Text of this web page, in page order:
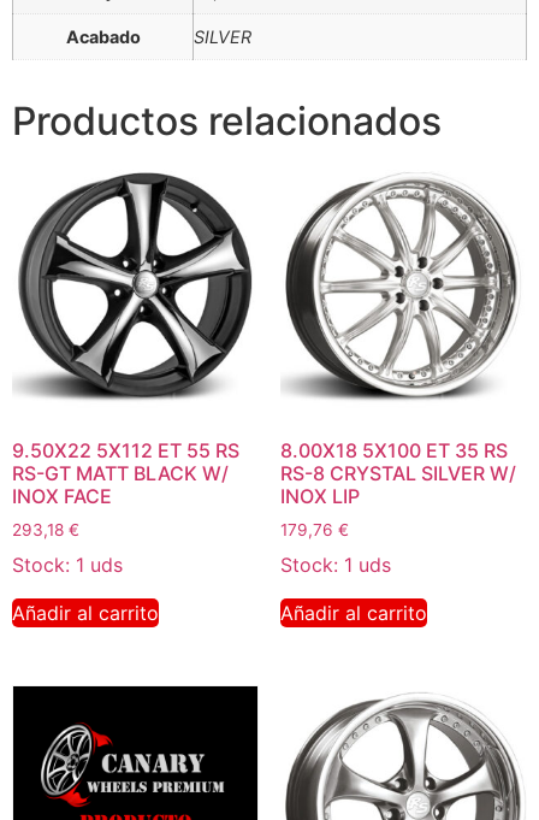
Acabado SILVER
Productos relacionados
9.50X22 5X112 ET 55 RS
RS-GT MATT BLACK W/
INOX FACE
293,18 €
Stock: 1 uds
Añadir al carrito
8.00X18 5X100 ET 35 RS
RS-8 CRYSTAL SILVER W/
INOX LIP
179,76 €
Stock: 1 uds
Añadir al carrito